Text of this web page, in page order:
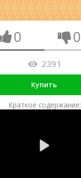
0 0
2391
Купить
Краткое содержание: